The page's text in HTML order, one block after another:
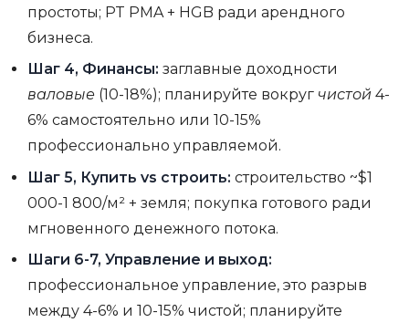
простоты; PT PMA + HGB ради арендного
бизнеса.
Шаг 4, Финансы: заглавные доходности
валовые (10-18%); планируйте вокруг чистой 4-
6% самостоятельно или 10-15%
профессионально управляемой.
Шаг 5, Купить vs строить: строительство ~$1
000-1 800/м² + земля; покупка готового ради
мгновенного денежного потока.
Шаги 6-7, Управление и выход:
профессиональное управление, это разрыв
между 4-6% и 10-15% чистой; планируйте